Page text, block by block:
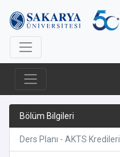
Bölüm Bilgileri
Ders Planı - AKTS Kredileri